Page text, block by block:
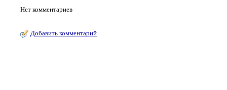
Нет комментариев
Добавить комментарий